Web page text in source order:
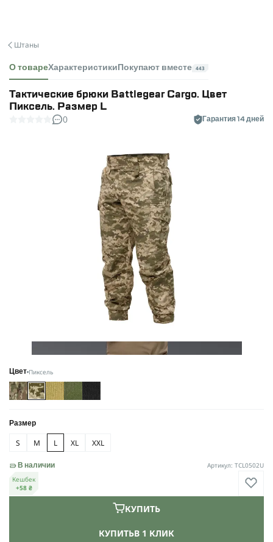
Штаны
О товареХарактеристики Покупают вместе 443
Тактические брюки Battlegear Cargo. Цвет
Пиксель. Размер L
0 Гарантия 14 дней
Цвет Пиксель
Размер
S M L XL XXL
КУПИТЬВ 1 КЛИК
КУПИТЬ
В наличии
Артикул: TCL0502U
Кешбек
+58 ₴